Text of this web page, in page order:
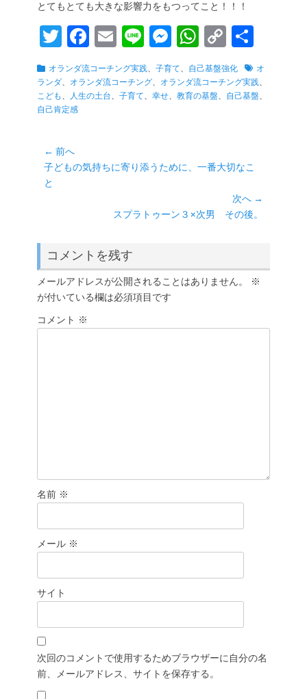
とてもとても大きな影響力をもつってこと！！！
T
wi
tte
r
Fa
bo
ok
E
m
ail
Li
ne
M
se
ng
W
ha
ts
A
C
op
y
Li
カ
テ
ゴ
リ
オランダ流コーチング実践 子育て 自己基盤強化
タ
グ
オ
ランダ
オランダ流コーチング オランダ流コーチング実践
こども
人生の土台 子育て 幸せ 教育の基盤 自己基盤
自己肯定感
投
稿
ナ
シ
ョ
ン
← 前へ
前
の
子どもの気持ちに寄り添うために、一番大切なこ
と
次へ →
稿:
スプラトゥーン３×次男 その後。
コメントを残す
メールアドレスが公開されることはありません。
※
が付いている欄は必須項目です
コメント ※
名前 ※
メール ※
サイト
次回のコメントで使用するためブラウザーに自分の名
前、メールアドレス、サイトを保存する。